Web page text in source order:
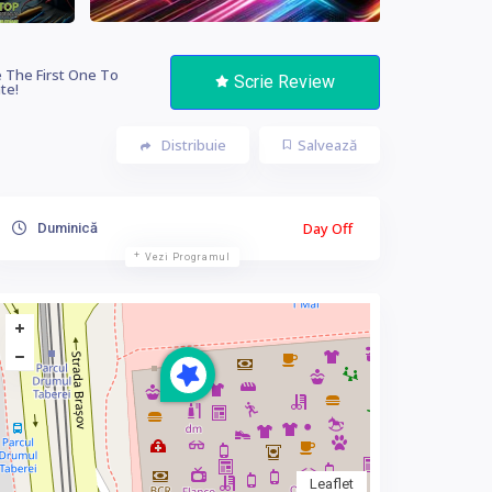
The First One To Scrie Review
Salvează
Distribuie
Duminică Day Off
Vezi Programul
Leaflet